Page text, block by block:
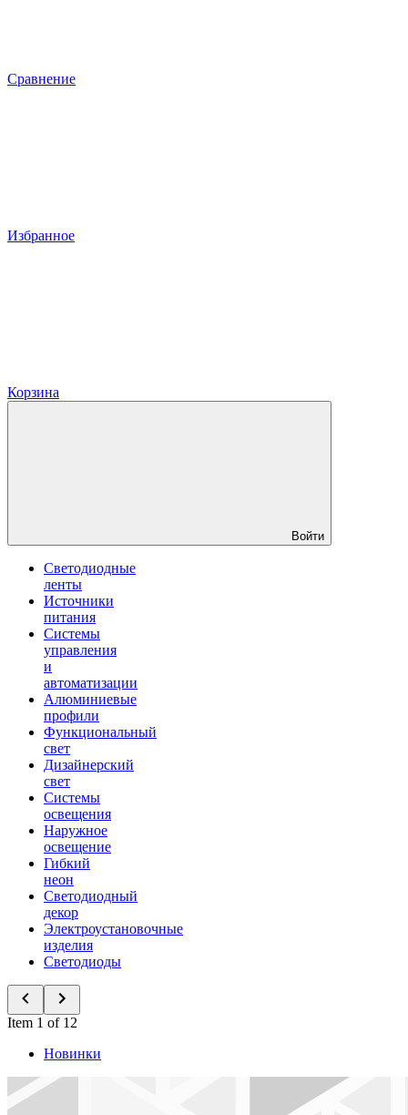
Сравнение
Избранное
Корзина
Войти
Светодиодные
ленты
Источники
питания
Системы
управления
и
автоматизации
Алюминиевые
профили
Функциональный
свет
Дизайнерский
свет
Системы
освещения
Наружное
освещение
Гибкий
неон
Светодиодный
декор
Электроустановочные
изделия
Светодиоды
Item 1 of 12
Новинки